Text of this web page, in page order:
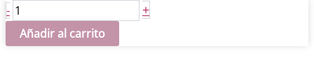
- Stencil
MANDALA
45x45cm
+
Añadir al carrito